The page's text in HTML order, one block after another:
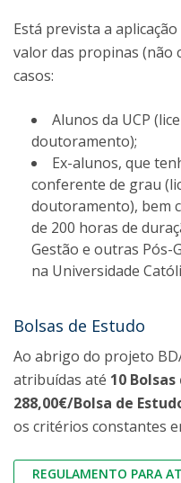
Está prevista a
valor das propinas (não
casos:
Alunos da UCP
doutoramento);
Ex-alunos, que
conferente de grau
doutoramento), bem
de 200 horas de
Gestão e outras Pós-
na Universidade
Bolsas de Estudo
Ao abrigo do projeto
atribuídas até 10
288,00€/Bolsa de
os critérios constantes
REGULAMENTO PARA